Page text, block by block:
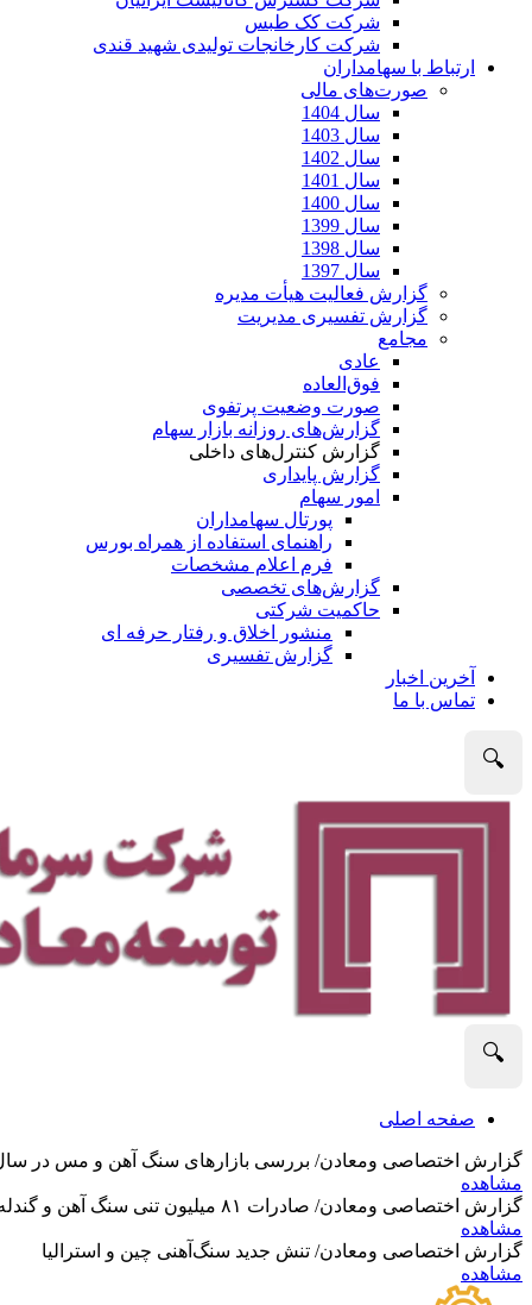
شرکت کک طبس
شرکت کارخانجات تولیدی شهید قندی
ارتباط با سهامداران
صورت‌های مالی
سال 1404
سال 1403
سال 1402
سال 1401
سال 1400
سال 1399
سال 1398
سال 1397
گزارش فعالیت هیأت مدیره
گزارش تفسیری مدیریت
مجامع
عادی
فوق‌العاده
صورت وضعیت پرتفوی
گزارش‌های روزانه بازار سهام
گزارش کنترل‌های داخلی
گزارش پایداری
امور سهام
پورتال سهامداران
راهنمای استفاده از همراه بورس
فرم اعلام مشخصات
گزارش‌های تخصصی
حاکمیت شرکتی
منشور اخلاق و رفتار حرفه­ ای
گزارش تفسیری
آخرین اخبار
تماس با ما
🔍
🔍
صفحه اصلی
گزارش اختصاصی ومعادن/ بررسی بازارهای سنگ آهن و مس در سال 2025 و نگاه تحلیلگران به
مشاهده
گزارش اختصاصی ومعادن/ صادرات ۸۱ میلیون تنی سنگ آهن و گندله استرالیا در ماه گذشته
مشاهده
گزارش اختصاصی ومعادن/ تنش جدید سنگ‌آهنی چین و استرالیا
مشاهده